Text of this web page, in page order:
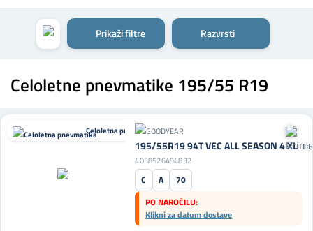
Prikaži filtre Razvrsti
Celoletne pnevmatike 195/55 R19
Celoletna pnevmatika
195/55R19 94T VEC ALL SEASON 4 XL
4038526494832
C A
70
PO NAROČILU:
Klikni za datum dostave